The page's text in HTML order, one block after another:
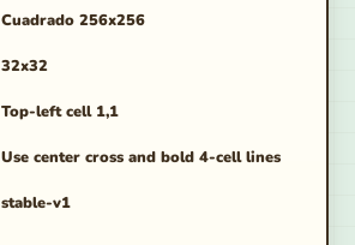
Cuadrado 256x256
32x32
Top-left cell 1,1
Use center cross and bold 4-cell lines
stable-v1